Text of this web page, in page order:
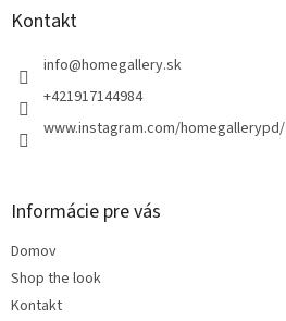
Kontakt
info@homegallery.sk
+421917144984
www.instagram.com/homegallerypd/
Informácie pre vás
Domov
Shop the look
Kontakt